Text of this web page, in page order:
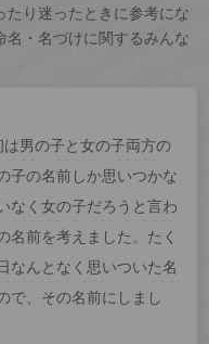
り迷ったときに参考にな
名・名づけに関するみんな
男の子と女の子両方の
子の名前しか思いつかな
なく女の子だろうと言わ
名前を考えました。たく
なんとなく思いついた名
で、その名前にしまし